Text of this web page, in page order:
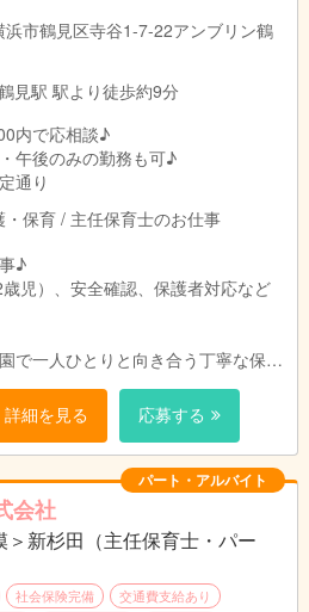
浜市鶴見区寺谷1-7-22アンブリン鶴
見駅 駅より徒歩約9分
内で応相談♪
午後のみの勤務も可♪
通り
・保育 / 主任保育士のお仕事
♪
児）、安全確認、保護者対応など
で一人ひとりと向き合う丁寧な保育
アングルで子どもたちの成長を見守
しています。
詳細を見る 応募する
パート・アルバイト
会社
＞新杉田（主任保育士・パー
社会保険完備
交通費支給あり